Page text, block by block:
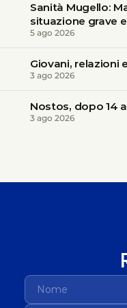
Sanità Mugello:
situazione grave
5 ago 2026
Giovani, relazioni
3 ago 2026
Nostos, dopo 14
3 ago 2026